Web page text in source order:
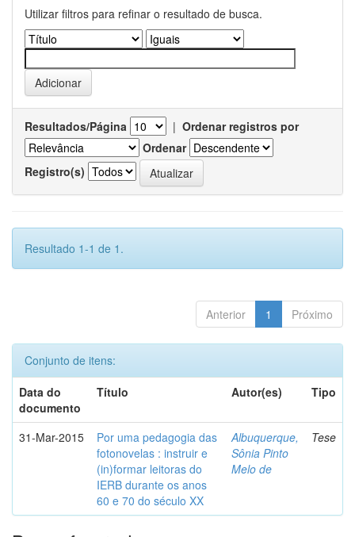
Utilizar filtros para refinar o resultado de busca.
Resultados/Página | Ordenar registros por
Ordenar
Registro(s)
Resultado 1-1 de 1.
Anterior 1 Próximo
Conjunto de itens:
Data do
documento
Título Autor(es) Tipo
31-Mar-2015
Por uma pedagogia das
fotonovelas : instruir e
(in)formar leitoras do
IERB durante os anos
60 e 70 do século XX
Albuquerque,
Sônia Pinto
Melo de
Tese